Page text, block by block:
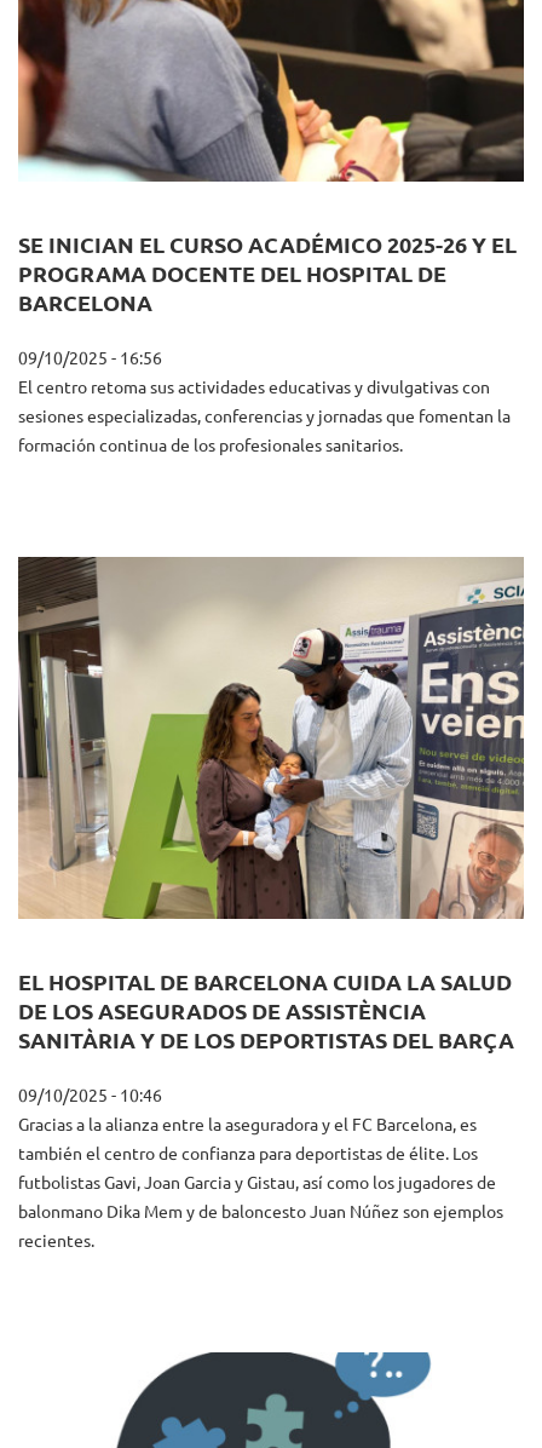
SE INICIAN EL CURSO ACADÉMICO 2025-26 Y EL
PROGRAMA DOCENTE DEL HOSPITAL DE
BARCELONA
09/10/2025 - 16:56
El centro retoma sus actividades educativas y divulgativas con
sesiones especializadas, conferencias y jornadas que fomentan la
formación continua de los profesionales sanitarios.
EL HOSPITAL DE BARCELONA CUIDA LA SALUD
DE LOS ASEGURADOS DE ASSISTÈNCIA
SANITÀRIA Y DE LOS DEPORTISTAS DEL BARÇA
09/10/2025 - 10:46
Gracias a la alianza entre la aseguradora y el FC Barcelona, es
también el centro de confianza para deportistas de élite. Los
futbolistas Gavi, Joan Garcia y Gistau, así como los jugadores de
balonmano Dika Mem y de baloncesto Juan Núñez son ejemplos
recientes.